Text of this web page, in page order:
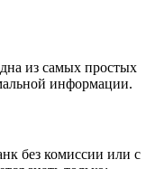
из самых простых
информации.
без комиссии или с